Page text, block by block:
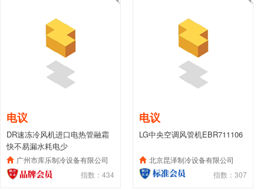
电议
DR速冻冷风机进口电热管融霜
快不易漏水耗电少
广州市库乐制冷设备有限公司
指数：434
电议
LG中央空调风管机EBR711106
北京昆泽制冷设备有限公司
指数：307